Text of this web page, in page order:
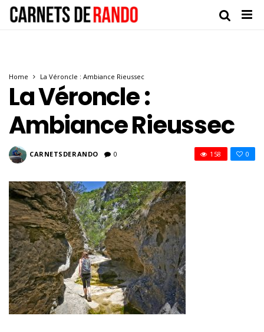
Home La Véroncle : Ambiance Rieussec
La Véroncle :
Ambiance Rieussec
CARNETSDERANDO 0 0
158